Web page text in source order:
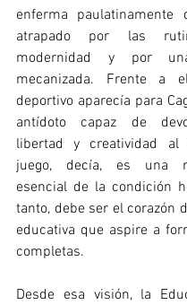
enferma paulatinamente
atrapado por las
modernidad y por
mecanizada. Frente a
deportivo aparecía para
antídoto capaz de
libertad y creatividad al
juego, decía, es una
esencial de la condición
tanto, debe ser el corazón
educativa que aspire a
completas.
Desde esa visión, la